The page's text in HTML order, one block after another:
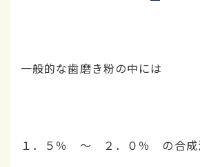
一般的な歯磨き粉の中には
１．５％ ～ ２．０％ の合成